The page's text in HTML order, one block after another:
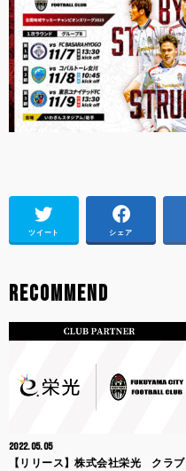
ツイート シェア
RECOMMEND
2022.05.05
【リリース】株式会社栄光 クラブ